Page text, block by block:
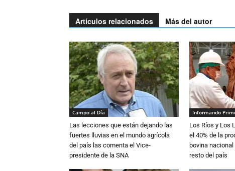
Artículos relacionados Más del autor
Campo al Día
Las lecciones que están dejando las
fuertes lluvias en el mundo agrícola
del país las comenta el Vice-
presidente de la SNA
Informando
Los Ríos y Los
el 40% de la
bovina
resto del país